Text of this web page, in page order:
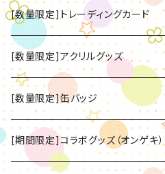
[数量限定]トレーディングカード
[数量限定]アクリルグッズ
[数量限定]缶バッジ
[期間限定]コラボグッズ（オンゲキ）